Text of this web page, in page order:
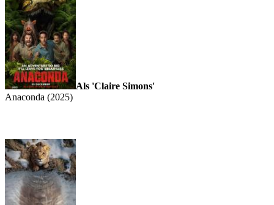
Als 'Claire Simons'
Anaconda (2025)